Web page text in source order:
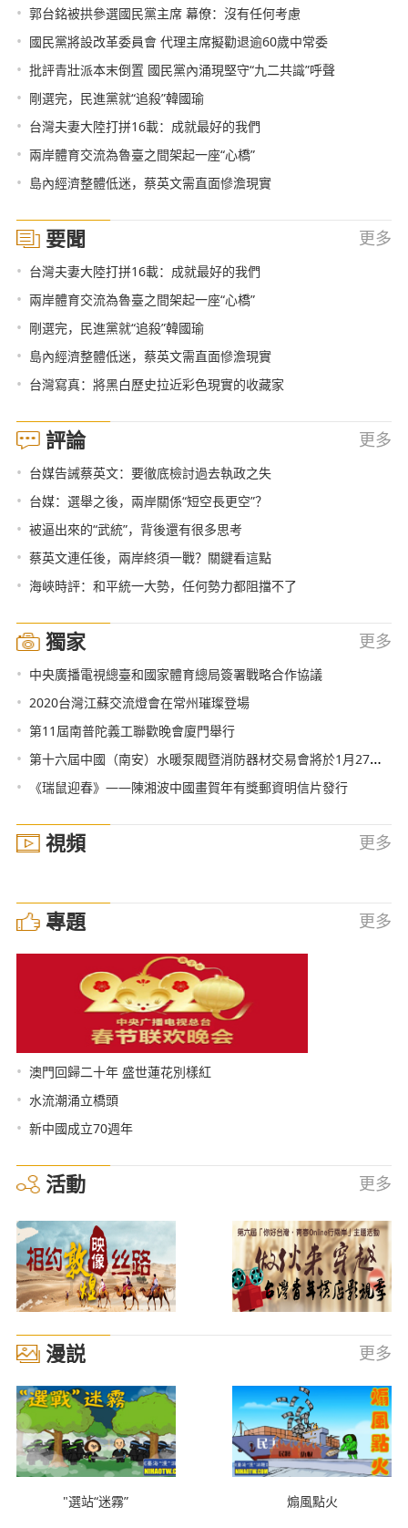
• 郭台銘被拱參選國民黨主席 幕僚：沒有任何考慮
• 國民黨將設改革委員會 代理主席擬勸退逾60歲中常委
• 批評青壯派本末倒置 國民黨內涌現堅守“九二共識”呼聲
• 剛選完，民進黨就“追殺”韓國瑜
• 台灣夫妻大陸打拼16載：成就最好的我們
• 兩岸體育交流為魯臺之間架起一座“心橋”
• 島內經濟整體低迷，蔡英文需直面慘澹現實
要聞 更多
• 台灣夫妻大陸打拼16載：成就最好的我們
• 兩岸體育交流為魯臺之間架起一座“心橋”
• 剛選完，民進黨就“追殺”韓國瑜
• 島內經濟整體低迷，蔡英文需直面慘澹現實
• 台灣寫真：將黑白歷史拉近彩色現實的收藏家
評論 更多
• 台媒告誡蔡英文：要徹底檢討過去執政之失
• 台媒：選舉之後，兩岸關係“短空長更空”？
• 被逼出來的“武統”，背後還有很多思考
• 蔡英文連任後，兩岸終須一戰？關鍵看這點
• 海峽時評：和平統一大勢，任何勢力都阻擋不了
獨家 更多
• 中央廣播電視總臺和國家體育總局簽署戰略合作協議
• 2020台灣江蘇交流燈會在常州璀璨登場
• 第11屆南普陀義工聯歡晚會廈門舉行
• 第十六屆中國（南安）水暖泵閥暨消防器材交易會將於1月27日-29日舉行
• 《瑞鼠迎春》——陳湘波中國畫賀年有獎郵資明信片發行
視頻 更多
專題 更多
• 澳門回歸二十年 盛世蓮花別樣紅
• 水流潮涌立橋頭
• 新中國成立70週年
活動 更多
漫説 更多
"選站“迷霧” 煽風點火